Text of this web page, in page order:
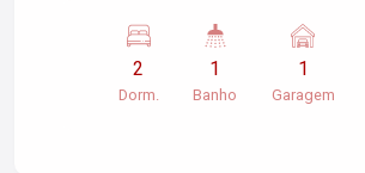
qualidade de vida em uma das
valorizadas da cidade. Situado em
imóvel proporciona uma agradável
2
Dorm.
1
Banho
1
Garagem